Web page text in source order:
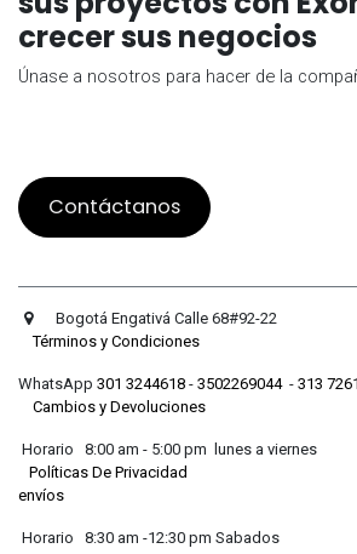
crecer sus negocios
Únase a nosotros para hacer de la
Contáctanos
Bogotá Engativá
Términos y Condiciones
WhatsApp 301 3244618 - 3502269044- 313
Cambios y Devoluciones Medios
Horario 8:00 am - 5:00 pm
Políticas De Privacidad
envíos
Horario 8:30 am -12:30